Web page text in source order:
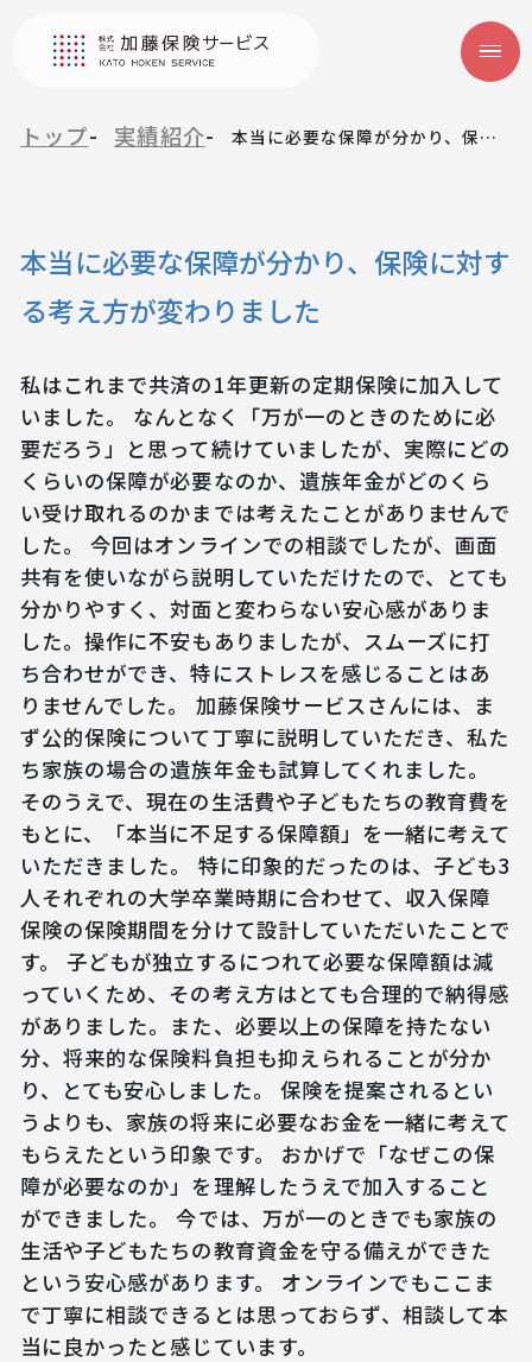
トップ 実績紹介 本当に必要な保障が分かり、保険に対する考え方が変わりました
本当に必要な保障が分かり、保険に対す
る考え方が変わりました
私はこれまで共済の1年更新の定期保険に加入して
いました。 なんとなく「万が一のときのために必
要だろう」と思って続けていましたが、実際にどの
くらいの保障が必要なのか、遺族年金がどのくら
い受け取れるのかまでは考えたことがありませんで
した。 今回はオンラインでの相談でしたが、画面
共有を使いながら説明していただけたので、とても
分かりやすく、対面と変わらない安心感がありま
した。操作に不安もありましたが、スムーズに打
ち合わせができ、特にストレスを感じることはあ
りませんでした。 加藤保険サービスさんには、ま
ず公的保険について丁寧に説明していただき、私た
ち家族の場合の遺族年金も試算してくれました。
そのうえで、現在の生活費や子どもたちの教育費を
もとに、「本当に不足する保障額」を一緒に考えて
いただきました。 特に印象的だったのは、子ども3
人それぞれの大学卒業時期に合わせて、収入保障
保険の保険期間を分けて設計していただいたことで
す。 子どもが独立するにつれて必要な保障額は減
っていくため、その考え方はとても合理的で納得感
がありました。また、必要以上の保障を持たない
分、将来的な保険料負担も抑えられることが分か
り、とても安心しました。 保険を提案されるとい
うよりも、家族の将来に必要なお金を一緒に考えて
もらえたという印象です。 おかげで「なぜこの保
障が必要なのか」を理解したうえで加入すること
ができました。 今では、万が一のときでも家族の
生活や子どもたちの教育資金を守る備えができた
という安心感があります。 オンラインでもここま
で丁寧に相談できるとは思っておらず、相談して本
当に良かったと感じています。